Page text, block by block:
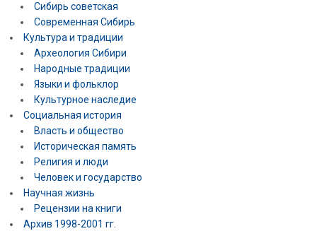
Сибирь советская
Современная Сибирь
Культура и традиции
Археология Сибири
Народные традиции
Языки и фольклор
Культурное наследие
Социальная история
Власть и общество
Историческая память
Религия и люди
Человек и государство
Научная жизнь
Рецензии на книги
Архив 1998-2001 гг.